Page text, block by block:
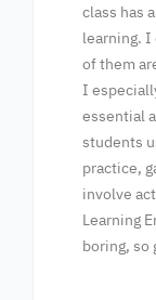
class has
learning. I
of them
I
essential
students
practice,
involve
Learning
boring, so